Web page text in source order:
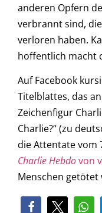
anderen Opfern
verbrannt sind,
verloren haben.
hoffentlich macht
Auf Facebook
Titelblattes, das
Zeichenfigur
Charlie?“ (zu
die Attentate vom
Charlie Hebdovon
Menschen getötet